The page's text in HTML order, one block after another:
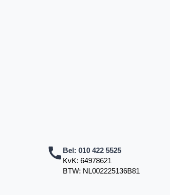
Bel: 010 422 5525
KvK: 64978621
BTW: NL002225136B81